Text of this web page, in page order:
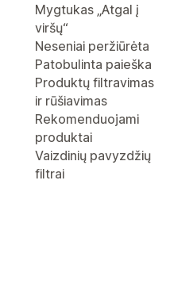
Mygtukas „Atgal į
viršų“
Neseniai peržiūrėta
Patobulinta paieška
Produktų filtravimas
ir rūšiavimas
Rekomenduojami
produktai
Vaizdinių pavyzdžių
filtrai